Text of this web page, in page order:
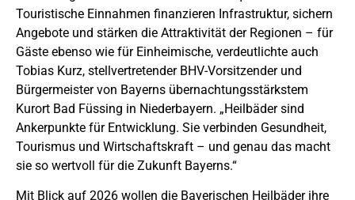
Touristische Einnahmen finanzieren Infrastruktur, sichern
Angebote und stärken die Attraktivität der Regionen – für
Gäste ebenso wie für Einheimische, verdeutlichte auch
Tobias Kurz, stellvertretender BHV-Vorsitzender und
Bürgermeister von Bayerns übernachtungsstärkstem
Kurort Bad Füssing in Niederbayern. „Heilbäder sind
Ankerpunkte für Entwicklung. Sie verbinden Gesundheit,
Tourismus und Wirtschaftskraft – und genau das macht
sie so wertvoll für die Zukunft Bayerns.“
Mit Blick auf 2026 wollen die Bayerischen Heilbäder ihre